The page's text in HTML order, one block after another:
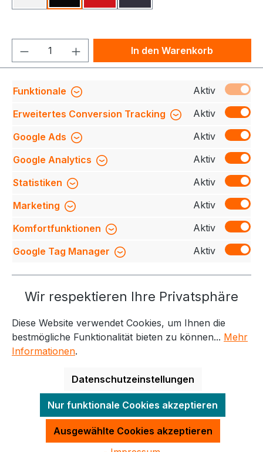
Produkt Anzahl: Gib denIn den Warenkorb
Produktnummer:
Beschreibung
Entdecken Sie unsere robuste
Jacke mit durchgehendem Reißverschluss und
praktischen Schubtaschen. Die Raglanärmel bieten
opt…Mehr
Bewertungen
Service-Hotline
Weitere Themen
Informationen Kontakt
Alle Preise exkl. gesetzl. Mehrwertsteuer zzgl.
Versandkostenund ggf. Nachnahmegebühren, wenn
nicht anders angegeben.
Funktionale
Aktiv
Erweitertes Conversion Tracking
Aktiv
Google Ads
Aktiv
Google Analytics
Aktiv
Statistiken
Aktiv
Marketing
Aktiv
Komfortfunktionen
Aktiv
Google Tag Manager
Aktiv
Wir respektieren Ihre Privatsphäre
Diese Website verwendet Cookies, um Ihnen die
bestmögliche Funktionalität bieten zu können... Mehr
Informationen.
Datenschutzeinstellungen
Nur funktionale Cookies akzeptieren
Ausgewählte Cookies akzeptieren